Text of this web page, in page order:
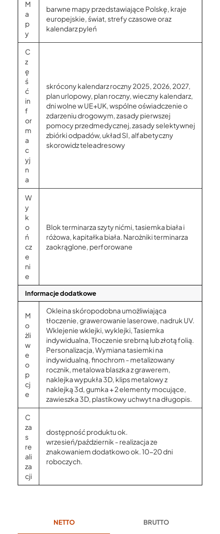
M
a
p
y
barwne mapy przedstawiające Polskę, kraje
europejskie, świat, strefy czasowe oraz
kalendarz pyleń
C
z
ę
ś
ć
in
f
or
m
a
c
yj
n
a
skrócony kalendarz roczny 2025, 2026, 2027,
plan urlopowy, plan roczny, wieczny kalendarz,
dni wolne w UE+UK, wspólne oświadczenie o
zdarzeniu drogowym, zasady pierwszej
pomocy przedmedycznej, zasady selektywnej
zbiórki odpadów, układ SI, alfabetyczny
skorowidz teleadresowy
W
y
k
o
ń
cz
e
ni
e
Blok terminarza szyty nićmi, tasiemka biała i
różowa, kapitałka biała. Narożniki terminarza
zaokrąglone, perforowane
Informacje dodatkowe
M
o
żli
w
e
o
p
cj
e
Okleina skóropodobna umożliwiająca
tłoczenie, grawerowanie laserowe, nadruk UV.
Wklejenie wklejki, wyklejki, Tasiemka
indywidualna, Tłoczenie srebrną lub złotą folią.
Personalizacja, Wymiana tasiemki na
indywidualną, finochrom - metalizowany
rocznik, metalowa blaszka z grawerem,
naklejka wypukła 3D, klips metalowy z
naklejką 3d, gumka + 2 elementy mocujące,
zawieszka 3D, plastikowy uchwyt na długopis.
C
za
s
re
ali
za
cji
dostępność produktu ok.
wrzesień/październik - realizacja ze
znakowaniem dodatkowo ok. 10-20 dni
roboczych.
NETTO BRUTTO